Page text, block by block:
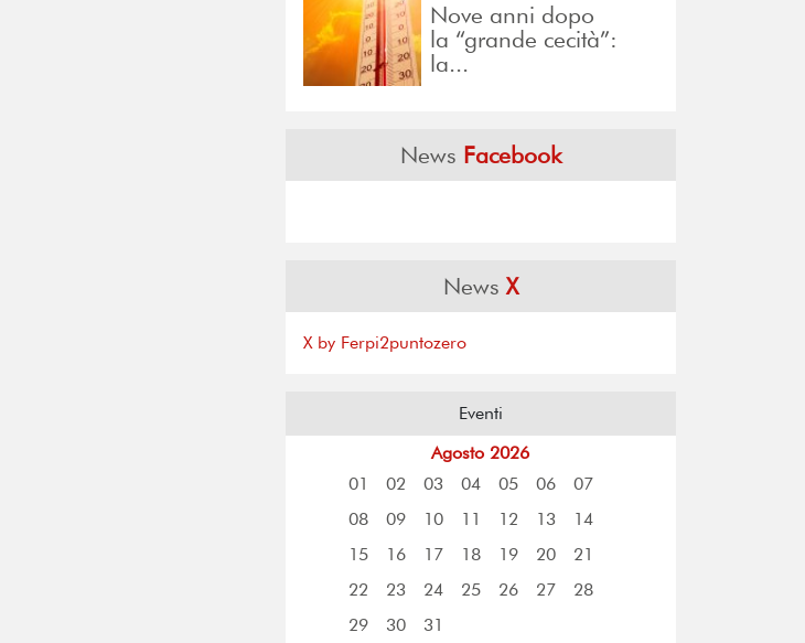
Nove anni dopo
la “grande cecità”:
la...
News Facebook
NewsX
X by Ferpi2puntozero
Eventi
Agosto 2026
01
02 03 04 05 06
07
08
09 10 11 12 13
14
15
16 17 18 19 20
21
22
23 24 25 26 27
28
29
30 31